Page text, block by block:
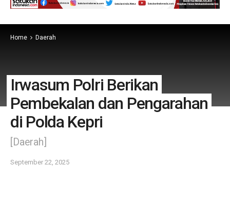
Home Daerah
Irwasum Polri Berikan
Pembekalan dan Pengarahan
di Polda Kepri
[Daerah]
September 22, 2025